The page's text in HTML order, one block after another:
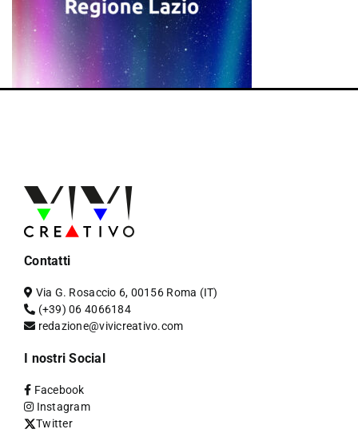
Contatti
Via G. Rosaccio 6, 00156 Roma (IT)
(+39) 06 4066184
redazione@vivicreativo.com
I nostri Social
Facebook
Instagram
Twitter